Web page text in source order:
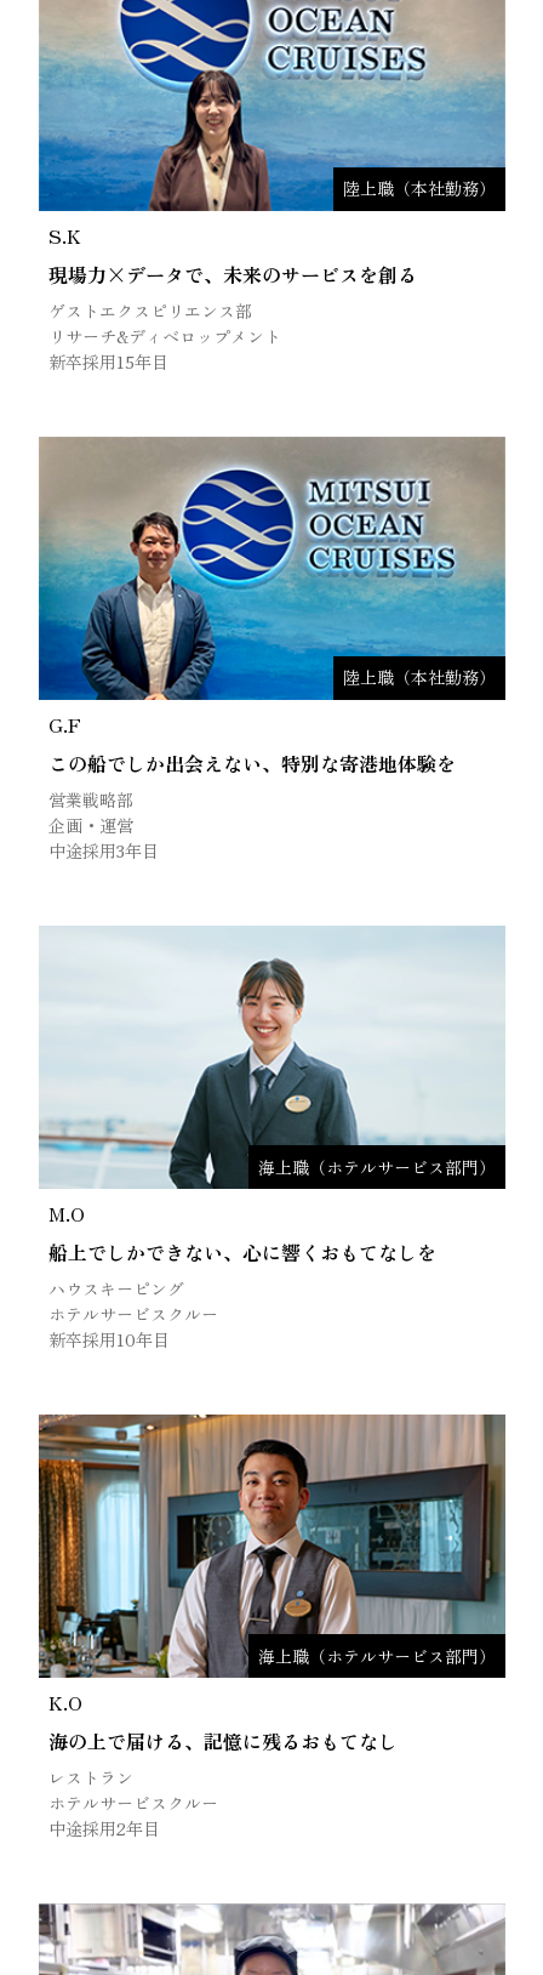
陸上職（本社勤務）
S.K
現場力×データで、未来のサービスを創る
ゲストエクスピリエンス部
リサーチ&ディベロップメント
新卒採用15年目
陸上職（本社勤務）
G.F
この船でしか出会えない、特別な寄港地体験を
営業戦略部
企画・運営
中途採用3年目
海上職（ホテルサービス部門）
M.O
船上でしかできない、心に響くおもてなしを
ハウスキーピング
ホテルサービスクルー
新卒採用10年目
海上職（ホテルサービス部門）
K.O
海の上で届ける、記憶に残るおもてなし
レストラン
ホテルサービスクルー
中途採用2年目